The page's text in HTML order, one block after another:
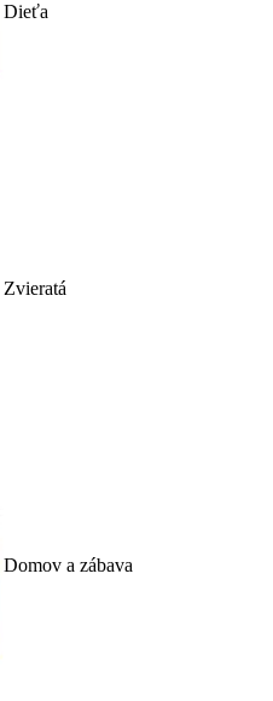
Dieťa
Zvieratá
Domov a zábava